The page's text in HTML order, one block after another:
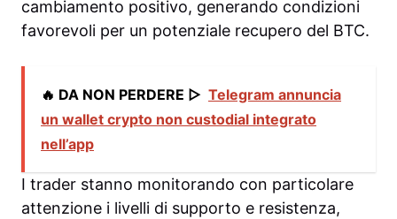
cambiamento positivo, generando condizioni
favorevoli per un potenziale recupero del BTC.
🔥 DA NON PERDERE ▷ Telegram annuncia
un wallet crypto non custodial integrato
nell’app
I trader stanno monitorando con particolare
attenzione i livelli di supporto e resistenza,